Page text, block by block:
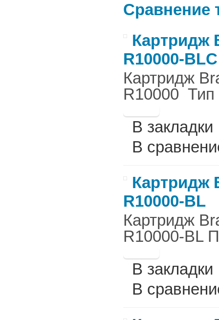
Сравнение
Картридж
R10000-BLC
Картридж
R10000 Тип
В закладки
В
Картридж
R10000-BL
Картридж
R10000-BL
В закладки
В